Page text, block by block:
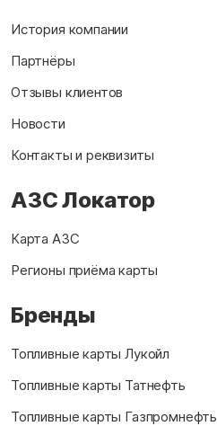
История компании
Партнёры
Отзывы клиентов
Новости
Контакты и реквизиты
АЗС Локатор
Карта АЗС
Регионы приёма карты
Бренды
Топливные карты Лукойл
Топливные карты Татнефть
Топливные карты Газпромнефть